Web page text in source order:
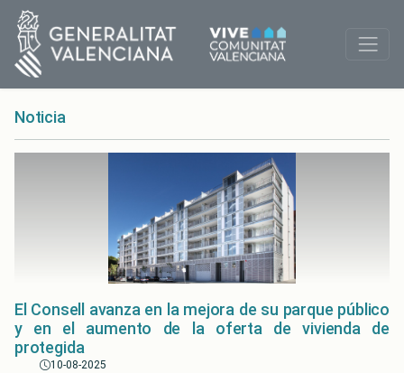
Noticia
El Consell avanza en la mejora de su parque público
y en el aumento de la oferta de vivienda de
protegida
10-08-2025